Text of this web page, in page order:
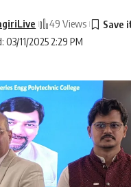
03/11/2025 2:29 PM
49 Views